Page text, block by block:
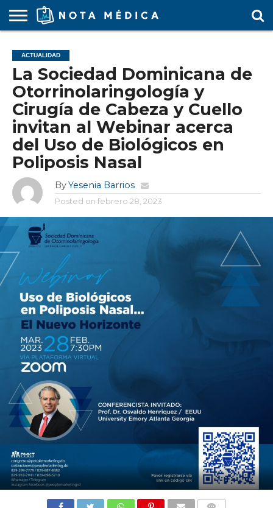
MÉDICA
ARS
ARTÍCULO
ACTUALIDAD
COLEGIO
MÉDICO
COVID-
19
EDUCACIÓN
MÉDICA
ESTUDIANTES
FARMACÉUTICAS
GUBERNAMENTAL
HOSPITALES
Y CLÍNICAS
MARKETING
MÉDICO
RESIDENTES
SALUD
LABORAL
SOCIEDADES
MÉDICAS
TURISMO
MÉDICO
VÍDEOS
ACTUALIDAD
La Sociedad Dominicana de
Otorrinolaringología y
Cirugía de Cabeza y Cuello
invitan al Webinar acerca
del Uso de Biológicos en
Poliposis Nasal
ByYesenia Barrios
Posted on febrero 28, 2023